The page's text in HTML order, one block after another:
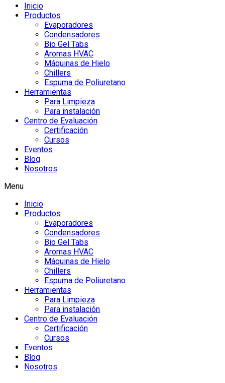
Inicio
Productos
Evaporadores
Condensadores
Bio Gel Tabs
Aromas HVAC
Máquinas de Hielo
Chillers
Espuma de Poliuretano
Herramientas
Para Limpieza
Para instalación
Centro de Evaluación
Certificación
Cursos
Eventos
Blog
Nosotros
Menu
Inicio
Productos
Evaporadores
Condensadores
Bio Gel Tabs
Aromas HVAC
Máquinas de Hielo
Chillers
Espuma de Poliuretano
Herramientas
Para Limpieza
Para instalación
Centro de Evaluación
Certificación
Cursos
Eventos
Blog
Nosotros